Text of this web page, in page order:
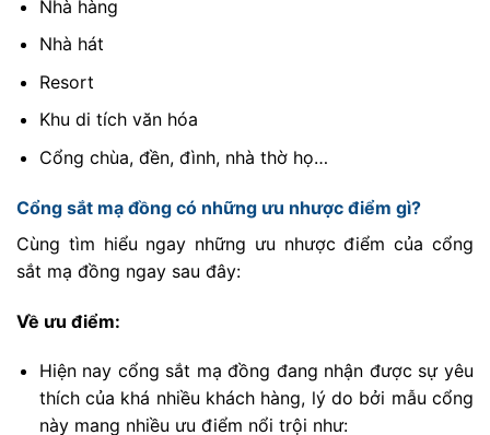
Nhà hàng
Nhà hát
Resort
Khu di tích văn hóa
Cổng chùa, đền, đình, nhà thờ họ…
Cổng sắt mạ đồng có những ưu nhược điểm gì?
Cùng tìm hiểu ngay những ưu nhược điểm của cổng
sắt mạ đồng ngay sau đây:
Về ưu điểm:
Hiện nay cổng sắt mạ đồng đang nhận được sự yêu
thích của khá nhiều khách hàng, lý do bởi mẫu cổng
này mang nhiều ưu điểm nổi trội như: